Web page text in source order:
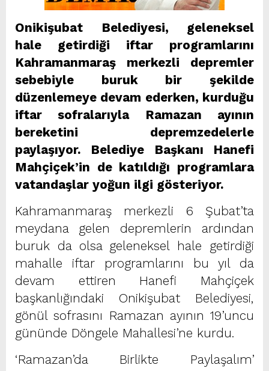
Onikişubat Belediyesi, geleneksel
hale getirdiği iftar programlarını
Kahramanmaraş merkezli depremler
sebebiyle buruk bir şekilde
düzenlemeye devam ederken, kurduğu
iftar sofralarıyla Ramazan ayının
bereketini depremzedelerle
paylaşıyor. Belediye Başkanı Hanefi
Mahçiçek’in de katıldığı programlara
vatandaşlar yoğun ilgi gösteriyor.
Kahramanmaraş merkezli 6 Şubat’ta
meydana gelen depremlerin ardından
buruk da olsa geleneksel hale getirdiği
mahalle iftar programlarını bu yıl da
devam ettiren Hanefi Mahçiçek
başkanlığındaki Onikişubat Belediyesi,
gönül sofrasını Ramazan ayının 19’uncu
gününde Döngele Mahallesi’ne kurdu.
‘Ramazan’da Birlikte Paylaşalım’